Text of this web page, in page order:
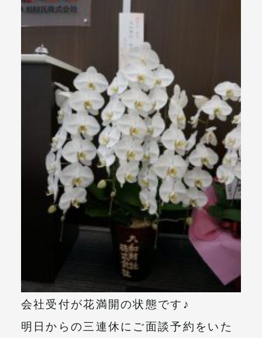
会社受付が花満開の状態です♪
明日からの三連休にご面談予約をいた